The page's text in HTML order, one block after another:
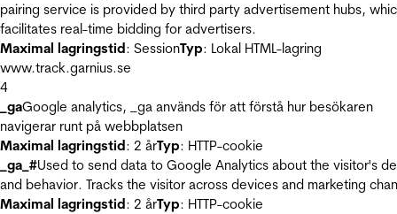
pairing service is provided by third party advertisement hubs,
facilitates real-time bidding for advertisers.
Maximal lagringstid: SessionTyp: Lokal HTML-lagring
www.track.garnius.se
4
_gaGoogle analytics, _ga används för att förstå hur besökaren
navigerar runt på webbplatsen
Maximal lagringstid: 2 årTyp: HTTP-cookie
_ga_#Used to send data to Google Analytics about the visitor's
and behavior. Tracks the visitor across devices and marketing
Maximal lagringstid: 2 årTyp: HTTP-cookie